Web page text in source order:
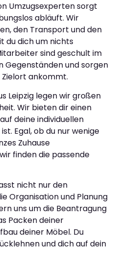
Umzugsexperten sorgt
abläuft. Wir
den Transport und den
du dich um nichts
sind geschult im
Gegenständen und sorgen
Zielort ankommt.
Leipzig legen wir großen
Wir bieten dir einen
deine individuellen
Egal, ob du nur wenige
Zuhause
finden die passende
nicht nur den
Organisation und Planung
uns um die Beantragung
Packen deiner
deiner Möbel. Du
und dich auf dein